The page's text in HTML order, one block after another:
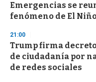
Emergencias se
fenómeno de El
21:00
Trump firma
de ciudadanía por
de redes sociales